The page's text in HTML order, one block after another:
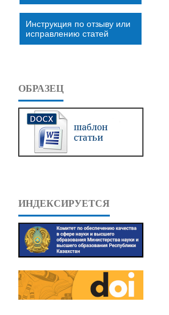
Инструкция по отзыву или
исправлению статей
ОБРАЗЕЦ
ИНДЕКСИРУЕТСЯ